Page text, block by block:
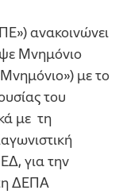
ανακοινώνει
Μνημόνιο
με το
του
με τη
για την
ΔΕΠΑ